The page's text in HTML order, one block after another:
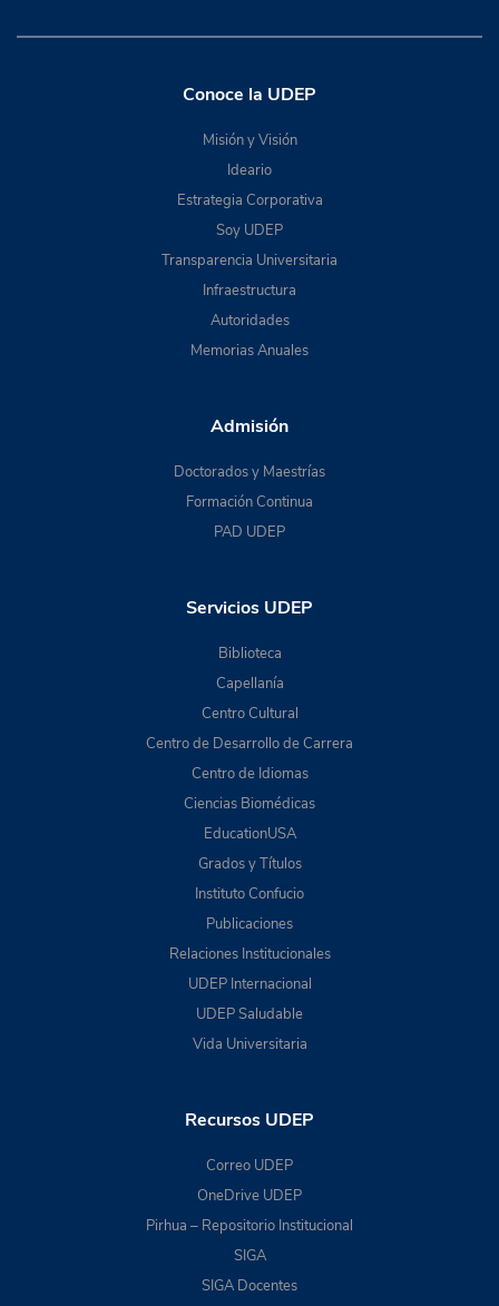
Conoce la UDEP
Misión y Visión
Ideario
Estrategia Corporativa
Soy UDEP
Transparencia Universitaria
Infraestructura
Autoridades
Memorias Anuales
Admisión
Doctorados y Maestrías
Formación Continua
PAD UDEP
Servicios UDEP
Biblioteca
Capellanía
Centro Cultural
Centro de Desarrollo de Carrera
Centro de Idiomas
Ciencias Biomédicas
EducationUSA
Grados y Títulos
Instituto Confucio
Publicaciones
Relaciones Institucionales
UDEP Internacional
UDEP Saludable
Vida Universitaria
Recursos UDEP
Correo UDEP
OneDrive UDEP
Pirhua – Repositorio Institucional
SIGA
SIGA Docentes